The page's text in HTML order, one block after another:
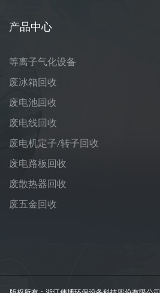
产品中心
等离子气化设备
废冰箱回收
废电池回收
废电线回收
废电机定子/转子回收
废电路板回收
废散热器回收
废五金回收